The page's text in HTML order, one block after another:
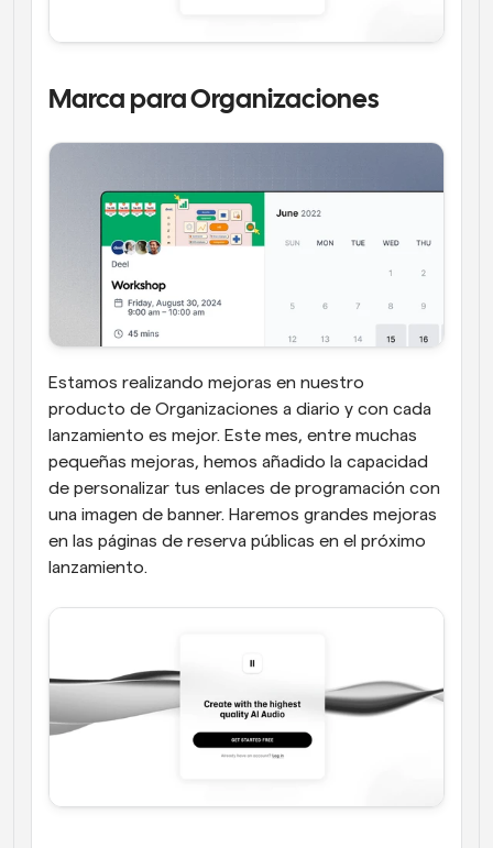
Marca para Organizaciones
Estamos realizando mejoras en nuestro
producto de Organizaciones a diario y con cada
lanzamiento es mejor. Este mes, entre muchas
pequeñas mejoras, hemos añadido la capacidad
de personalizar tus enlaces de programación con
una imagen de banner. Haremos grandes mejoras
en las páginas de reserva públicas en el próximo
lanzamiento.